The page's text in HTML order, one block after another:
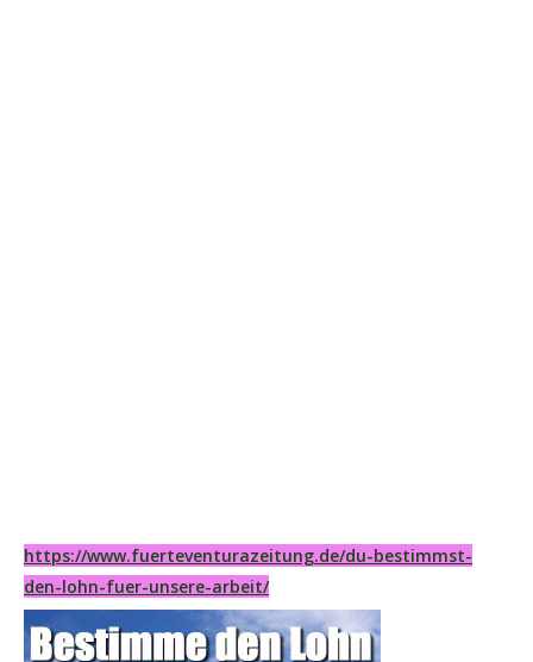
https://www.fuerteventurazeitung.de/du-bestimmst-
den-lohn-fuer-unsere-arbeit/